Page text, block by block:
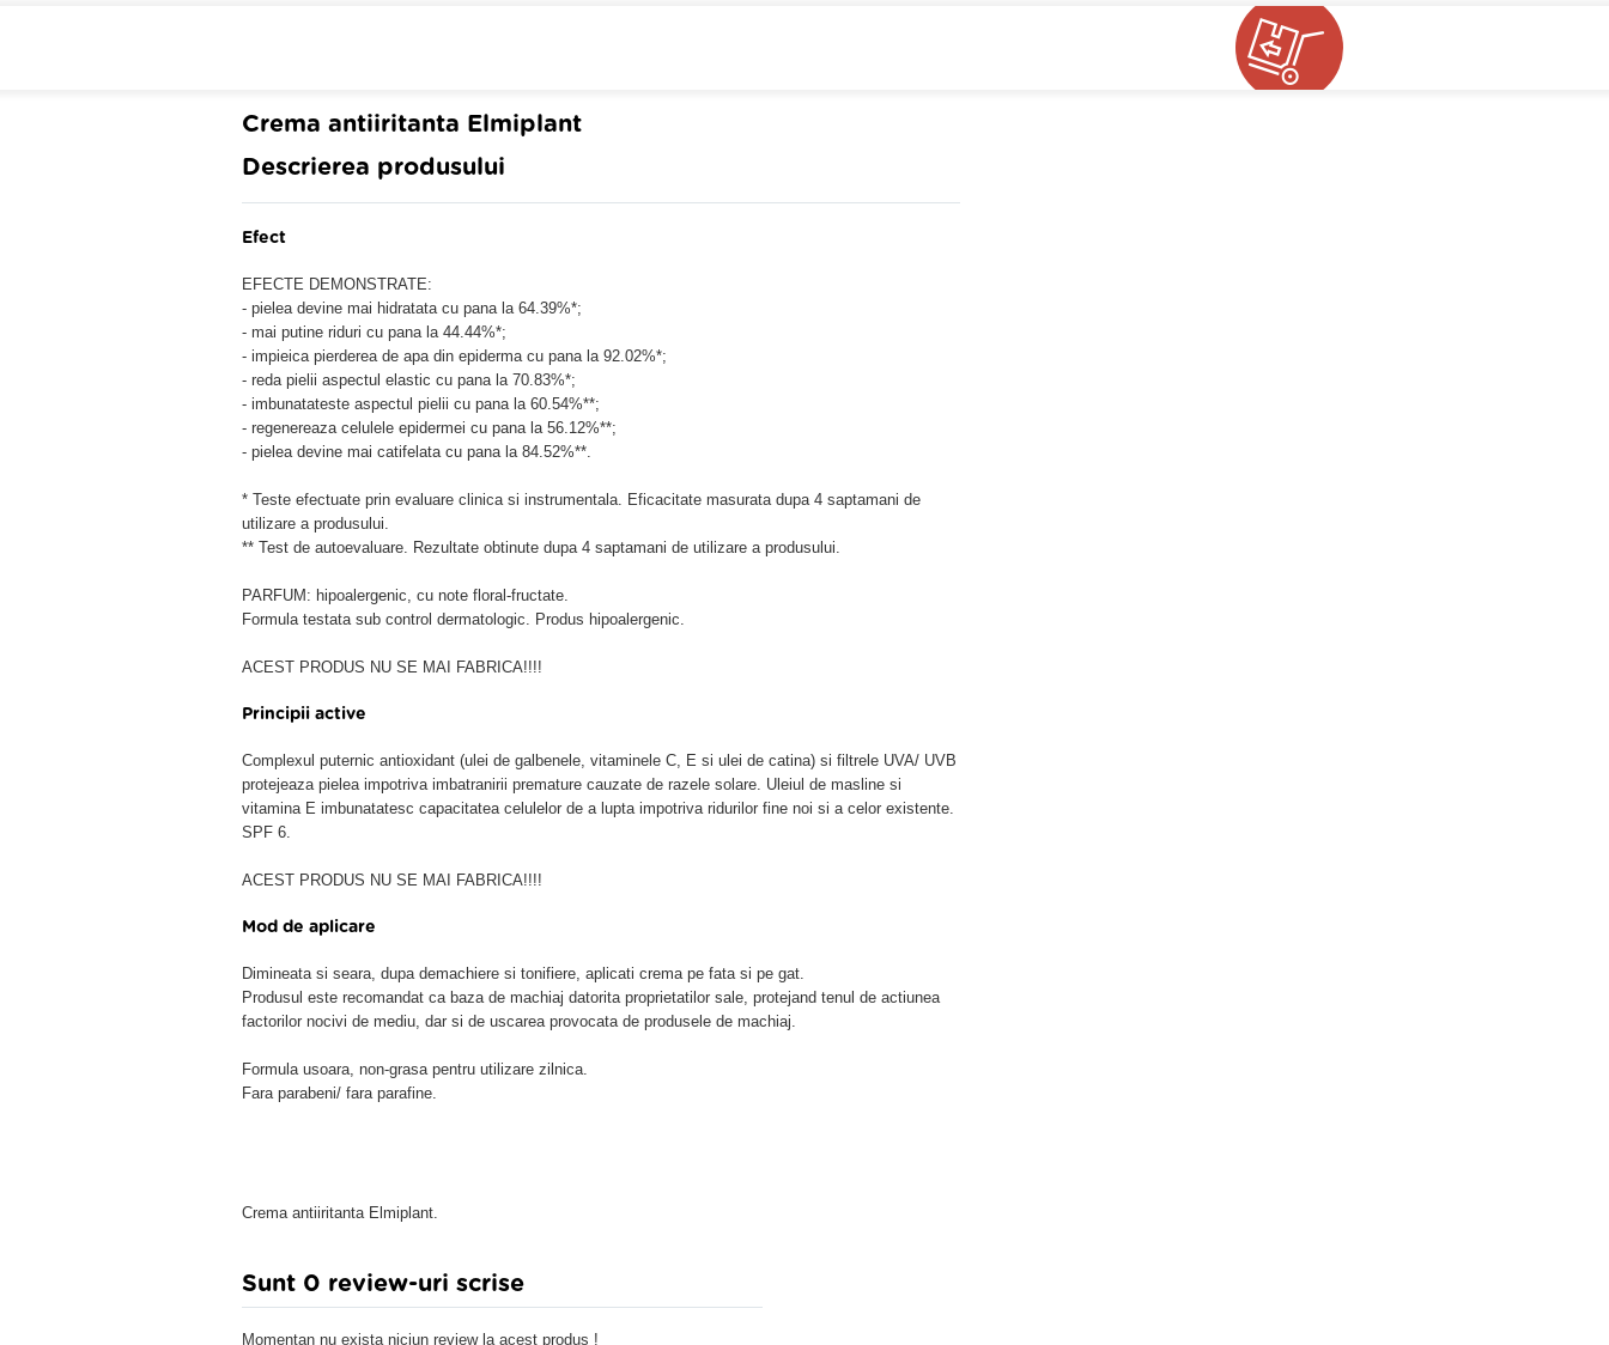
Crema antiiritanta Elmiplant
Descrierea produsului
Efect
EFECTE DEMONSTRATE:
- pielea devine mai hidratata cu pana la 64.39%*;
- mai putine riduri cu pana la 44.44%*;
- impieica pierderea de apa din epiderma cu pana la 92.02%*;
- reda pielii aspectul elastic cu pana la 70.83%*;
- imbunatateste aspectul pielii cu pana la 60.54%**;
- regenereaza celulele epidermei cu pana la 56.12%**;
- pielea devine mai catifelata cu pana la 84.52%**.
* Teste efectuate prin evaluare clinica si instrumentala. Eficacitate masurata dupa 4 saptamani de
utilizare a produsului.
** Test de autoevaluare. Rezultate obtinute dupa 4 saptamani de utilizare a produsului.
PARFUM: hipoalergenic, cu note floral-fructate.
Formula testata sub control dermatologic. Produs hipoalergenic.
ACEST PRODUS NU SE MAI FABRICA!!!!
Principii active
Complexul puternic antioxidant (ulei de galbenele, vitaminele C, E si ulei de catina) si filtrele UVA/ UVB
protejeaza pielea impotriva imbatranirii premature cauzate de razele solare. Uleiul de masline si
vitamina E imbunatatesc capacitatea celulelor de a lupta impotriva ridurilor fine noi si a celor existente.
SPF 6.
ACEST PRODUS NU SE MAI FABRICA!!!!
Mod de aplicare
Dimineata si seara, dupa demachiere si tonifiere, aplicati crema pe fata si pe gat.
Produsul este recomandat ca baza de machiaj datorita proprietatilor sale, protejand tenul de actiunea
factorilor nocivi de mediu, dar si de uscarea provocata de produsele de machiaj.
Formula usoara, non-grasa pentru utilizare zilnica.
Fara parabeni/ fara parafine.
Crema antiiritanta Elmiplant.
Sunt 0 review-uri scrise
Momentan nu exista niciun review la acest produs !